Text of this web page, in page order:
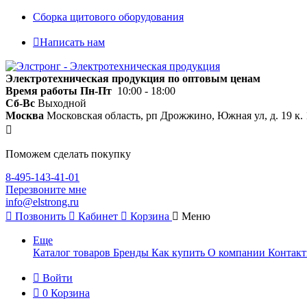
Сборка щитового оборудования
Написать нам
Электротехническая продукция по оптовым ценам
Время работы Пн-Пт 10:00 - 18:00
Сб-Вс Выходной
Москва Московская область, рп Дрожжино, Южная ул, д. 19 к.
Поможем сделать покупку
8-495-143-41-01
Перезвоните мне
info@elstrong.ru
Позвонить
Кабинет Корзина Меню
Еще
Каталог товаров Бренды Как купить О компании
Войти
0 Корзина